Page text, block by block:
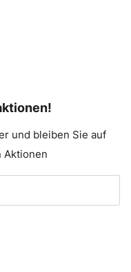
und bleiben Sie auf
Aktionen